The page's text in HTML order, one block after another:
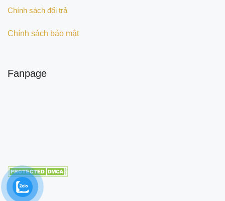
Chính sách đổi trả
Chính sách bảo mật
Fanpage